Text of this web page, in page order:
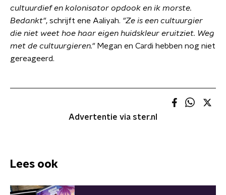
cultuurdief en kolonisator opdook en ik morste.
Bedankt", schrijft ene Aaliyah. "Ze is een cultuurgier
die niet weet hoe haar eigen huidskleur eruitziet. Weg
met de cultuurgieren."Megan en Cardi hebben nog niet
gereageerd.
Advertentie via ster.nl
Lees ook